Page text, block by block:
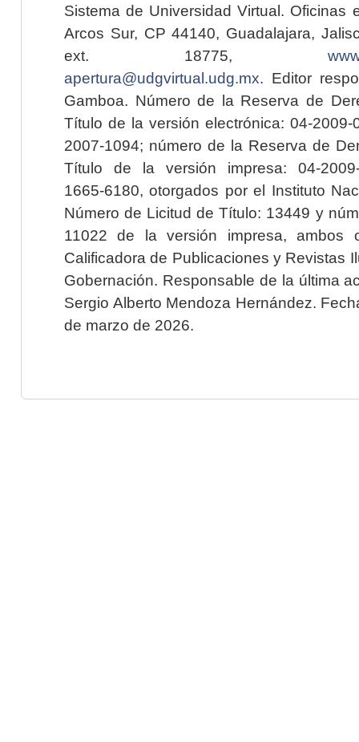
Sistema de Universidad Virtual. Oficinas
Arcos Sur, CP 44140, Guadalajara,
ext. 18775,
apertura@udgvirtual.udg.mx. Editor
Gamboa. Número de la Reserva de
Título de la versión electrónica: 04-2009-
2007-1094; número de la Reserva de
Título de la versión impresa: 04-2009-
1665-6180, otorgados por el Instituto
Número de Licitud de Título: 13449 y
11022 de la versión impresa, ambos
Calificadora de Publicaciones y Revistas
Gobernación. Responsable de la última
Sergio Alberto Mendoza Hernández.
de marzo de 2026.